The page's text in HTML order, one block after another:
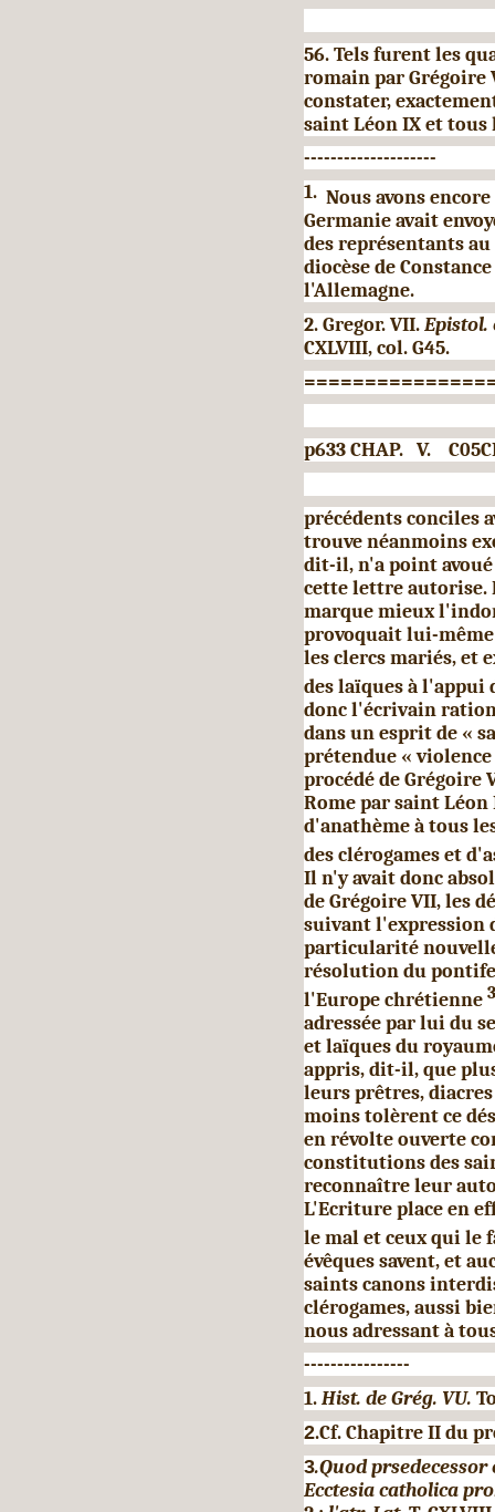
56. Tels furent les
romain par Grégoire
constater,
saint Léon IX et tous
--------------------
1. Nous avons
Germanie avait
des représentants
diocèse de
l'Allemagne.
2. Gregor. VII.Epistol.
CXLVIII, col. G45.
p633 CHAP. V.
précédents conciles
trouve néanmoins
dit-il, n'a point
cette lettre au­torise.
marque mieux
provoquait lui-
les clercs mariés, et
des laïques à l'appui
donc l'écrivain
dans un esprit de «
prétendue «
procédé de Gré­goire
Rome par saint
d'anathème à tous
des clérogames et
Il n'y avait donc
de Grégoire VII, les
suivant l'expression
particula­rité
résolution du
l'Europe chrétienne 3
adressée par lui du
et laïques du
appris, dit-il, que
leurs prê­tres,
moins tolèrent ce
en révolte ouverte
constitutions des
reconnaître leur
L'Ecriture place en
le mal et ceux qui le
évêques savent, et
saints canons
clérogames, aussi
nous adressant à
----------------
1.Hist. de Grég. VU.
2.Cf. Chapitre II du
3.Quod
Ecctesia catholica